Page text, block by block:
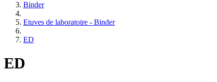
Binder
Etuves de laboratoire - Binder
ED
ED